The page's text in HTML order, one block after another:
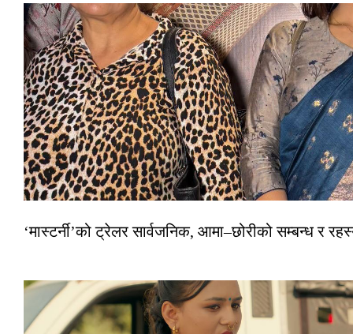
‘मास्टर्नी’को ट्रेलर सार्वजनिक, आमा–छोरीको सम्बन्ध र